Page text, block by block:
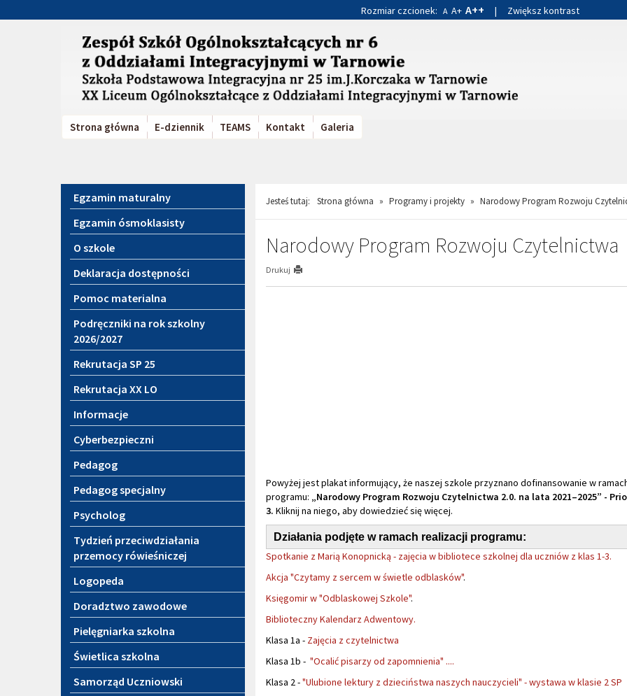
Rozmiar czcionek: A A+ A++ | Zwiększ kontrast
Strona główna E-dziennik TEAMS Kontakt Galeria
Menu
Egzamin maturalny
Egzamin ósmoklasisty
O szkole
Deklaracja dostępności
Pomoc materialna
Podręczniki na rok szkolny
2026/2027
Rekrutacja SP 25
Rekrutacja XX LO
Informacje
Cyberbezpieczni
Pedagog
Pedagog specjalny
Psycholog
Tydzień przeciwdziałania
przemocy rówieśniczej
Logopeda
Doradztwo zawodowe
Pielęgniarka szkolna
Świetlica szkolna
Samorząd Uczniowski
Jesteś tutaj: Strona główna » Programy i projekty » Narodowy Program Rozwoju
Narodowy Program Rozwoju Czytelnictwa
Drukuj
Powyżej jest plakat informujący, że naszej szkole przyznano dofinansowanie w
programu: „Narodowy Program Rozwoju Czytelnictwa 2.0. na lata 2021–2025” -
3. Kliknij na niego, aby dowiedzieć się więcej.
Działania podjęte w ramach realizacji programu:
Spotkanie z Marią Konopnicką - zajęcia w bibliotece szkolnej dla uczniów z klas 1-3.
Akcja "Czytamy z sercem w świetle odblasków".
Księgomir w "Odblaskowej Szkole".
Biblioteczny Kalendarz Adwentowy.
Klasa 1a - Zajęcia z czytelnictwa
Klasa 1b - "Ocalić pisarzy od zapomnienia" ....
Klasa 2 -"Ulubione lektury z dzieciństwa naszych nauczycieli" - wystawa w klasie 2 SP